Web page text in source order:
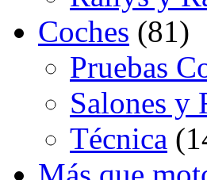
Coches (81)
Pruebas
Salones y
Técnica